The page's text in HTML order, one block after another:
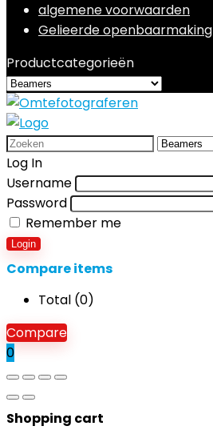
algemene voorwaarden
Gelieerde openbaarmaking
Productcategorieën
Search
for:
Log In
Username
Password
Remember me
Login
Compare items
Total (0)
Compare
0
Shopping cart